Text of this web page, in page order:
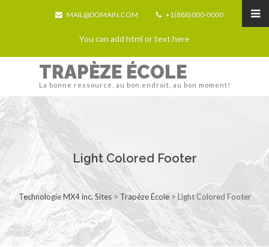
MAIL@DOMAIN.COM +1(888)000-0000
You can add html or text here
TRAPÈZE ÉCOLE
La bonne ressource, au bon endroit, au bon moment!
Light Colored Footer
Technologie MX4 inc. Sites> Trapèze École> Light Colored Footer